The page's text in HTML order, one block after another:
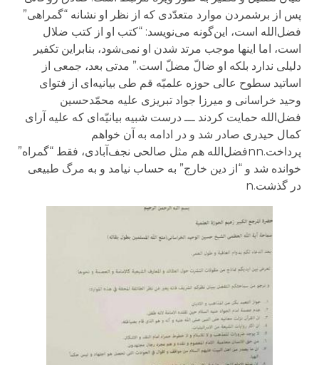
پس از برشمردن موارد متعدّدی که از نظر او نشانه “گمراهی”
فضل‌الله است، این‌گونه می‌نویسد: “کتب او از کتب ضلال
است، اما اینها موجب مرتد شدن او نمی‌شود، بنابراین تکفیر
دلیلی ندارد بلکه او ضالّ مضلّ است.” مدتی بعد، جمعی از
اساتید سطوح عالی حوزه علمیّه قم طی بیانیه‌ای از فتوای
وحید خراسانی و میرزا جواد تبریزی علیه محمّدحسین
فضل‌الله حمایت کردند ـــ درست شبیه بیانیّه‌ای که علیه آرای
کمال حیدری صادر شد و در ادامه به آن خواهم
پرداخت.nnفضل‌الله هم مثل صالحی نجف‌آبادی، فقط “گمراه”‌
خوانده شد و “از دین خارج” به حساب نیامد و به مرگ طبیعی
در گذشت.n